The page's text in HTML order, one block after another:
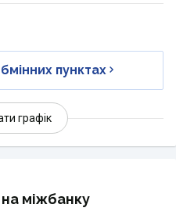
пунктах
графік
міжбанку